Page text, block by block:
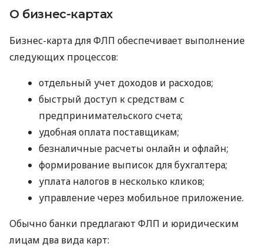
О бизнес-картах
Бизнес-карта для ФЛП обеспечивает выполнение
следующих процессов:
отдельный учет доходов и расходов;
быстрый доступ к средствам с
предпринимательского счета;
удобная оплата поставщикам;
безналичные расчеты онлайн и офлайн;
формирование выписок для бухгалтера;
уплата налогов в несколько кликов;
управление через мобильное приложение.
Обычно банки предлагают ФЛП и юридическим
лицам два вида карт: